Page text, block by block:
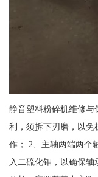
静音塑料粉碎机维修与
利，须拆下刃磨，以免
作； 2、主轴两端两个
入二硫化钼，以确保